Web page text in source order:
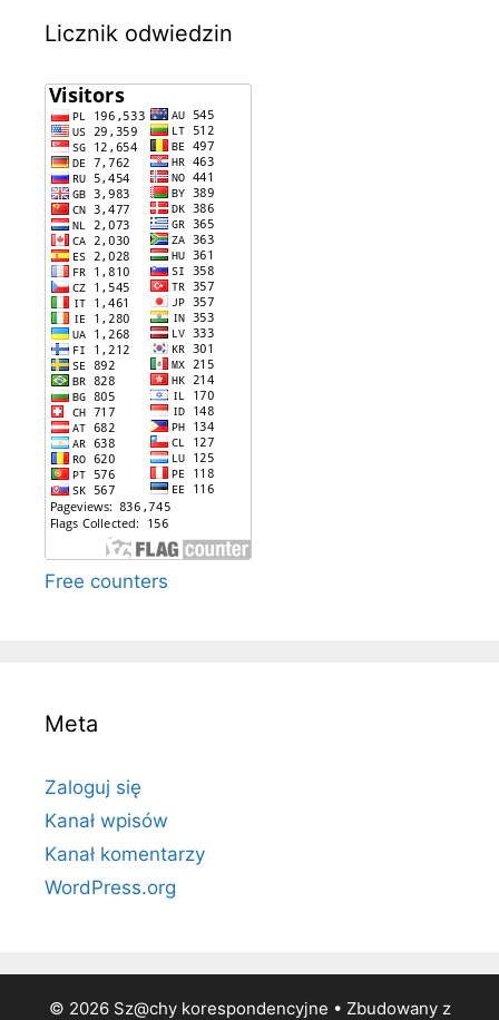
Licznik odwiedzin
Free counters
Meta
Zaloguj się
Kanał wpisów
Kanał komentarzy
WordPress.org
© 2026 Sz@chy korespondencyjne • Zbudowany z